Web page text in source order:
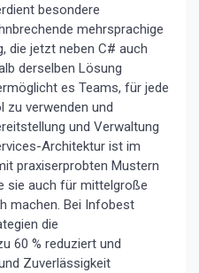
besondere
mehrsprachige
die jetzt neben C# auch
derselben Lösung
es Teams, für jede
zu verwenden und
und Verwaltung
Architektur ist im
praxiserprobten Mustern
sie auch für mittelgroße
machen. Bei Infobest
die
60 % reduziert und
Zuverlässigkeit